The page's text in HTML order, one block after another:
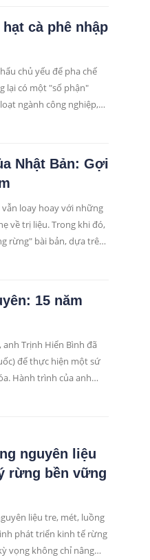
cà phê nhập
lại có một "số phận"
ngành công nghiệp,
Nhật Bản: Gợi
vẫn loay hoay với những
về trị liệu. Trong khi đó,
rừng" bài bản, dựa trên
15 năm
Trịnh Hiển Bình đã
để thực hiện một sứ
Hành trình của anh
chứng cho sức mạnh
nguyên liệu
rừng bền vững
liệu tre, mét, luồng
phát triển kinh tế rừng
vọng không chỉ nâng